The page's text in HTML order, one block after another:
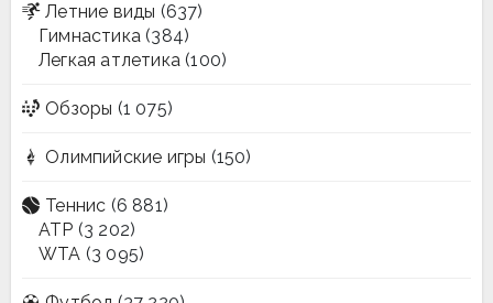
Летние виды (637)
Гимнастика (384)
Легкая атлетика (100)
Обзоры (1 075)
Олимпийские игры (150)
Теннис (6 881)
ATP (3 202)
WTA (3 095)